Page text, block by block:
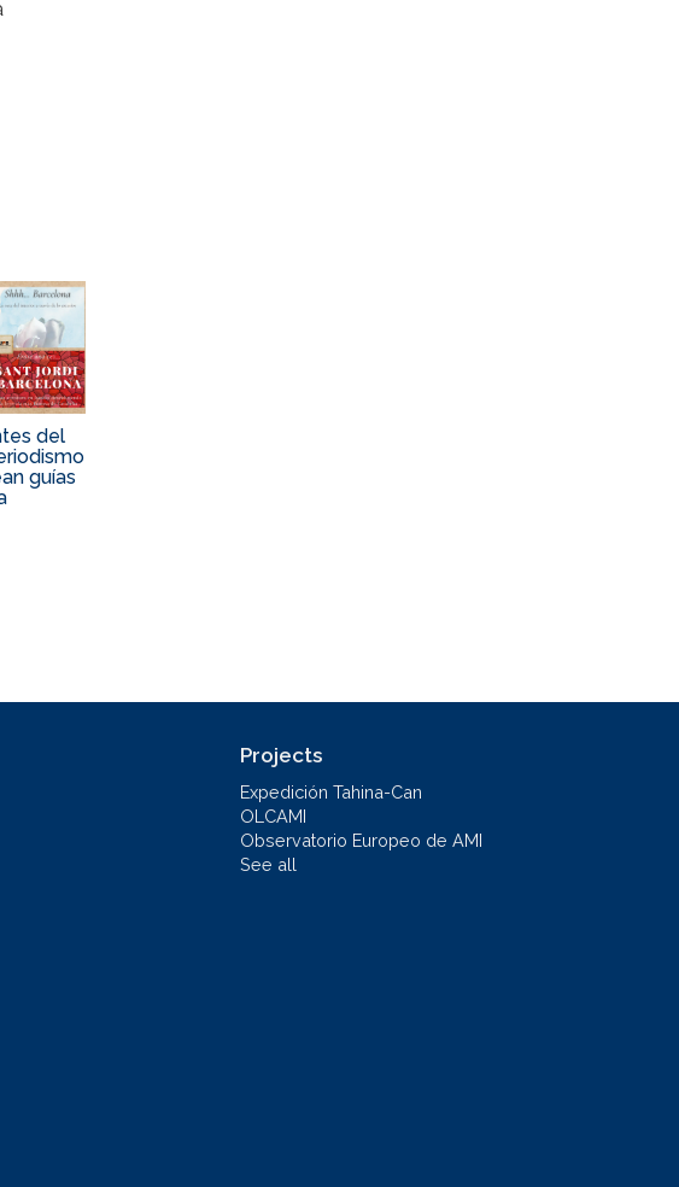
del
guías
Projects
Expedición Tahina-Can
OLCAMI
Observatorio Europeo de AMI
See all